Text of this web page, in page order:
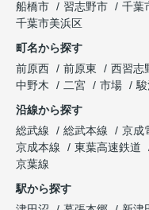
船橋市
習志野市 千葉
千葉市美浜区
町名から探す
前原西
前原東 西習志
中野木
二宮 市場
沿線から探す
総武線
総武本線 京成
京成本線
東葉高速鉄道
京葉線
駅から探す